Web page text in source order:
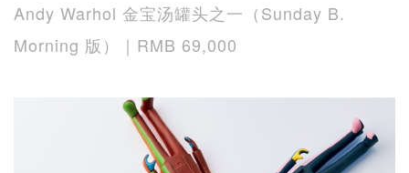
Andy Warhol 金宝汤罐头之一（Sunday B.
Morning 版）｜RMB 69,000